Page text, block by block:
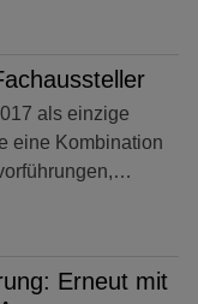
als einzige
eine Kombination
Erneut mit